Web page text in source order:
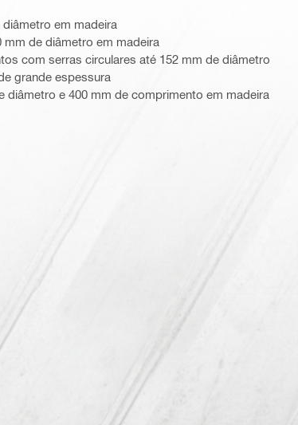
em madeira
de diâmetro em madeira
com serras circulares até 152 mm de diâmetro
grande espessura
diâmetro e 400 mm de comprimento em madeira